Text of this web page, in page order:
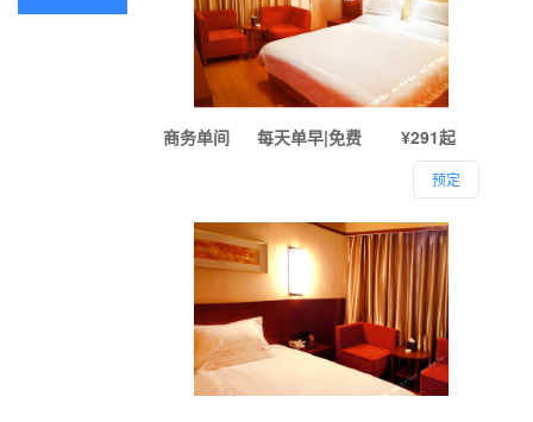
商务单间 ¥291起
每天单早|免费
预定